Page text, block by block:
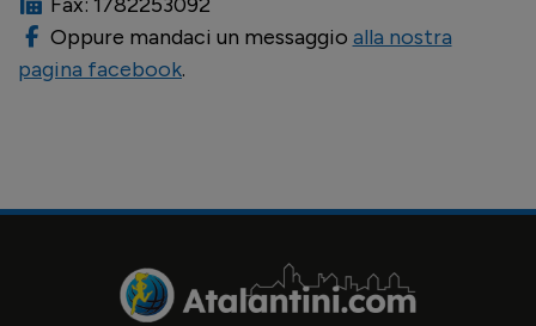
Oppure mandaci un messaggio alla nostra
pagina facebook.